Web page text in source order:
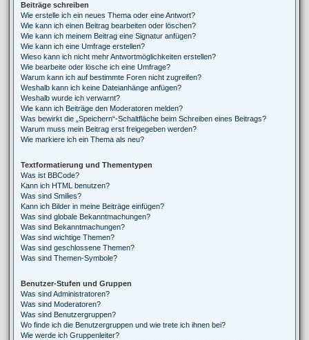
Beiträge schreiben
Wie erstelle ich ein neues Thema oder eine Antwort?
Wie kann ich einen Beitrag bearbeiten oder löschen?
Wie kann ich meinem Beitrag eine Signatur anfügen?
Wie kann ich eine Umfrage erstellen?
Wieso kann ich nicht mehr Antwortmöglichkeiten erstellen?
Wie bearbeite oder lösche ich eine Umfrage?
Warum kann ich auf bestimmte Foren nicht zugreifen?
Weshalb kann ich keine Dateianhänge anfügen?
Weshalb wurde ich verwarnt?
Wie kann ich Beiträge den Moderatoren melden?
Was bewirkt die „Speichern“-Schaltfläche beim Schreiben eines Beitrags?
Warum muss mein Beitrag erst freigegeben werden?
Wie markiere ich ein Thema als neu?
Textformatierung und Thementypen
Was ist BBCode?
Kann ich HTML benutzen?
Was sind Smilies?
Kann ich Bilder in meine Beiträge einfügen?
Was sind globale Bekanntmachungen?
Was sind Bekanntmachungen?
Was sind wichtige Themen?
Was sind geschlossene Themen?
Was sind Themen-Symbole?
Benutzer-Stufen und Gruppen
Was sind Administratoren?
Was sind Moderatoren?
Was sind Benutzergruppen?
Wo finde ich die Benutzergruppen und wie trete ich ihnen bei?
Wie werde ich Gruppenleiter?